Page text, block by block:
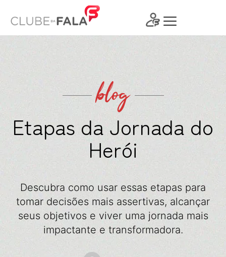
para
blog
Etapas da Jornada do
Herói
Descubra como usar essas etapas para
tomar decisões mais assertivas, alcançar
seus objetivos e viver uma jornada mais
impactante e transformadora.